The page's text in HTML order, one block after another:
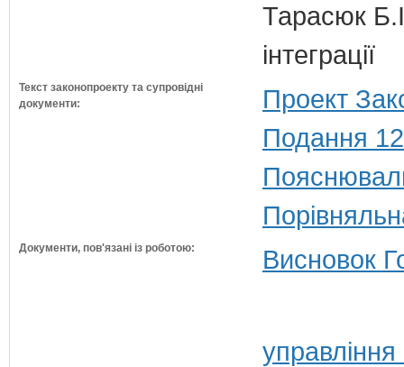
Тарасюк
інтеграції
Текст законопроекту та супровідні
документи:
Проект
Подання
Документи, пов'язані із роботою: Висновок